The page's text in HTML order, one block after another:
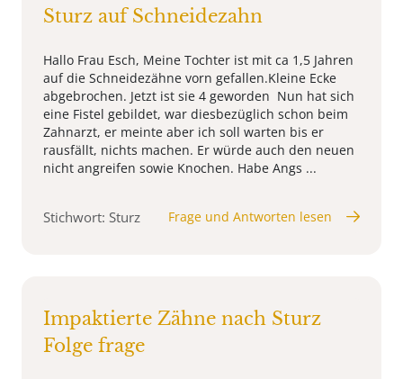
Sturz auf Schneidezahn
Hallo Frau Esch, Meine Tochter ist mit ca 1,5 Jahren
auf die Schneidezähne vorn gefallen.Kleine Ecke
abgebrochen. Jetzt ist sie 4 geworden Nun hat sich
eine Fistel gebildet, war diesbezüglich schon beim
Zahnarzt, er meinte aber ich soll warten bis er
rausfällt, nichts machen. Er würde auch den neuen
nicht angreifen sowie Knochen. Habe Angs ...
Stichwort: Sturz Frage und Antworten lesen
Impaktierte Zähne nach Sturz
Folge frage